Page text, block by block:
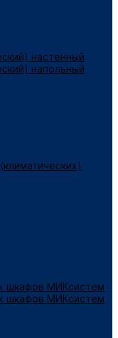
настенный
напольный
шкафов МИКсистем
шкафов МИКсистем